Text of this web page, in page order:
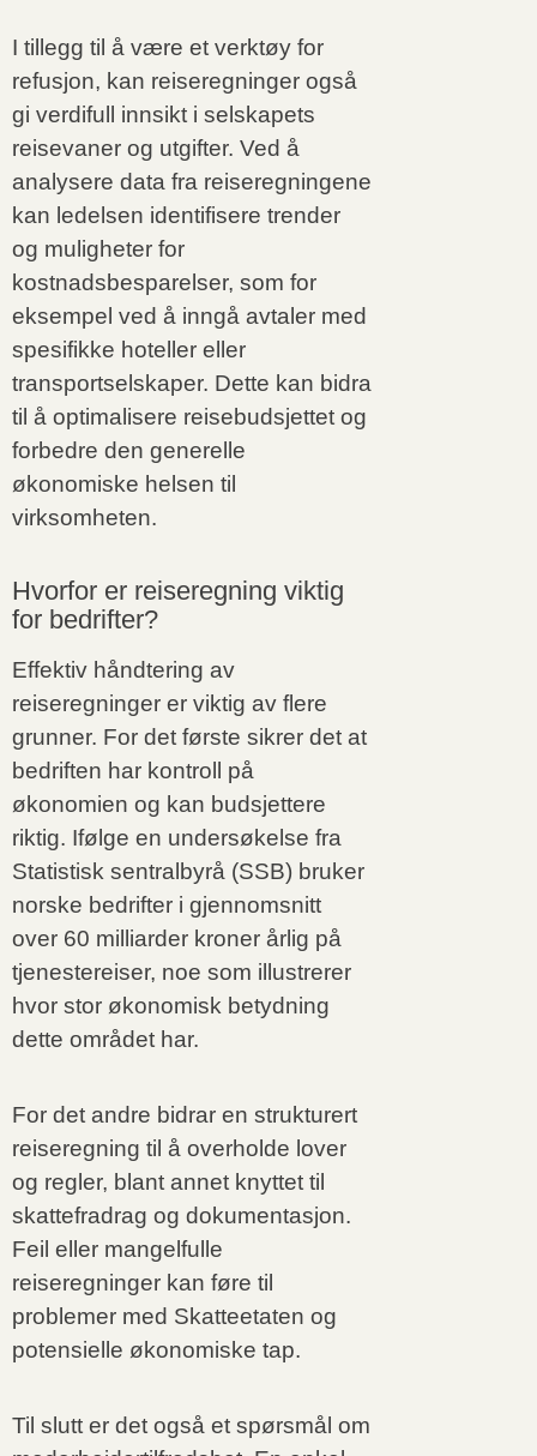
I tillegg til å være et verktøy for
refusjon, kan reiseregninger også
gi verdifull innsikt i selskapets
reisevaner og utgifter. Ved å
analysere data fra reiseregningene
kan ledelsen identifisere trender
og muligheter for
kostnadsbesparelser, som for
eksempel ved å inngå avtaler med
spesifikke hoteller eller
transportselskaper. Dette kan bidra
til å optimalisere reisebudsjettet og
forbedre den generelle
økonomiske helsen til
virksomheten.
Hvorfor er reiseregning viktig
for bedrifter?
Effektiv håndtering av
reiseregninger er viktig av flere
grunner. For det første sikrer det at
bedriften har kontroll på
økonomien og kan budsjettere
riktig. Ifølge en undersøkelse fra
Statistisk sentralbyrå (SSB) bruker
norske bedrifter i gjennomsnitt
over 60 milliarder kroner årlig på
tjenestereiser, noe som illustrerer
hvor stor økonomisk betydning
dette området har.
For det andre bidrar en strukturert
reiseregning til å overholde lover
og regler, blant annet knyttet til
skattefradrag og dokumentasjon.
Feil eller mangelfulle
reiseregninger kan føre til
problemer med Skatteetaten og
potensielle økonomiske tap.
Til slutt er det også et spørsmål om